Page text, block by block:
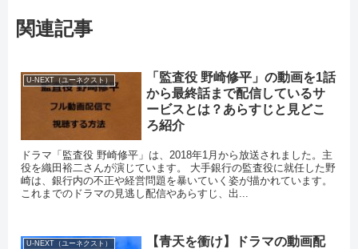
関連記事
U-NEXT（ユーネクスト）
「監査役 野崎修平」の動画を1話
から最終話まで配信しているサ
ービスとは？あらすじと見どこ
ろ紹介
ドラマ「監査役 野崎修平」は、2018年1月から放送されました。主
役を織田裕二さんが演じています。 大手銀行の監査役に就任した野
崎は、銀行内の不正や経営問題を暴いていく姿が描かれています。
これまでのドラマの見逃し配信やあらすじ、出...
U-NEXT（ユーネクスト）
【青天を衝け】ドラマの動画配